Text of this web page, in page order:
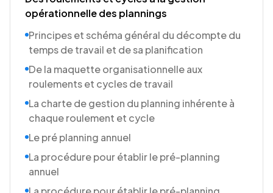
opérationnelle des plannings
Principes et schéma général du décompte du
temps de travail et de sa planification
De la maquette organisationnelle aux
roulements et cycles de travail
La charte de gestion du planning inhérente à
chaque roulement et cycle
Le pré planning annuel
La procédure pour établir le pré-planning
annuel